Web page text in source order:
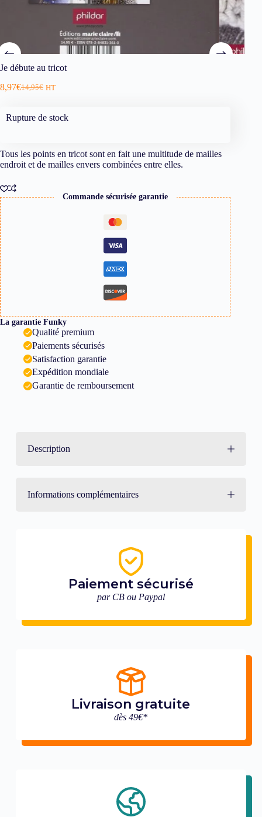
Je débute au tricot
14,95€
8,97€ HT
Rupture de stock
Tous les points en tricot sont en fait une multitude de mailles
endroit et de mailles envers combinées entre elles.
Commande sécurisée garantie
La garantie Funky
Qualité premium
Paiements sécurisés
Satisfaction garantie
Expédition mondiale
Garantie de remboursement
Description
Informations complémentaires
Paiement sécurisé
par CB ou Paypal
Livraison gratuite
dès 49€*